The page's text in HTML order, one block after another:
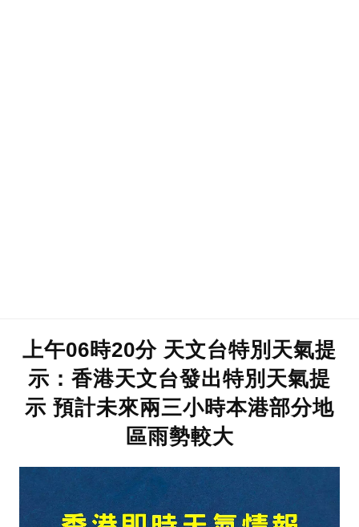
上午06時20分 天文台特別天氣提
示：香港天文台發出特別天氣提
示 預計未來兩三小時本港部分地
區雨勢較大